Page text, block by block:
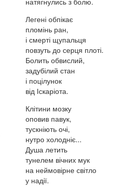
Легені обпікає
пломінь ран,
і смерті щупальця
повзуть до серця плоті.
Болить обвислий,
задубілий стан
і поцілунок
від Іскаріота.
Клітини мозку
оповив павук,
тускніють очі,
нутро холодніє...
Душа летить
тунелем вічних мук
на неймовірне світло
у надії.